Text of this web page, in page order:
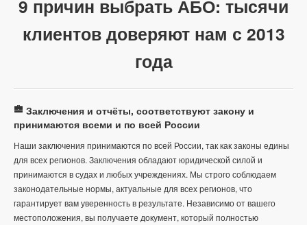
9 причин выбрать АБО: тысячи
клиентов доверяют нам с 2013
года
Заключения и отчёты, соответствуют закону и
принимаются всеми и по всей России
Наши заключения принимаются по всей России, так как законы едины
для всех регионов. Заключения обладают юридической силой и
принимаются в судах и любых учреждениях. Мы строго соблюдаем
законодательные нормы, актуальные для всех регионов, что
гарантирует вам уверенность в результате. Независимо от вашего
местоположения, вы получаете документ, который полностью